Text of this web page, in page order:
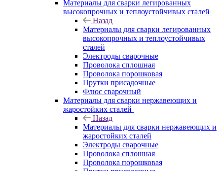
Материалы для сварки легированных
высокопрочных и теплоустойчивых сталей
Назад
Материалы для сварки легированных
высокопрочных и теплоустойчивых
сталей
Электроды сварочные
Проволока сплошная
Проволока порошковая
Прутки присадочные
Флюс сварочный
Материалы для сварки нержавеющих и
жаростойких сталей
Назад
Материалы для сварки нержавеющих и
жаростойких сталей
Электроды сварочные
Проволока сплошная
Проволока порошковая